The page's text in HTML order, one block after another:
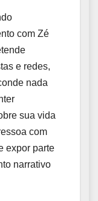
com Zé
e redes,
nada
sua vida
com
expor parte
narrativo